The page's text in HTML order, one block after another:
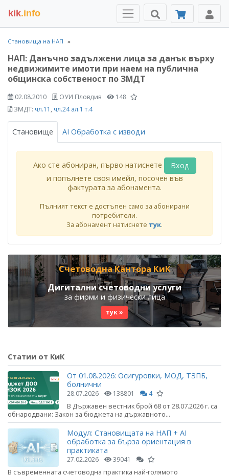
kik.info
Становища на НАП
НАП: Данъчно задължени лица за данък върху
недвижимите имоти при наем на публична
общинска собственост по ЗМДТ
02.08.2010 ОУИ Пловдив
148
ЗМДТ: чл.11 , чл.24 ал.1 т.4
Становище AI Обработка с изводи
Ако сте абониран, първо натиснете
Вход
и попълнете своя имейл, посочен във
фактурата за абонамента.
Пълният текст е достъпен само за абонирани
потребители.
За абонамент натиснете тук.
Счетоводна Кантора КиК
Дигитални счетоводни услуги
за фирми и физически лица
тук »
Статии от КиК
От 01.08.2026: Осигуровки, МОД, ТЗПБ,
болнични
28.07.2026 138801 4
В Държавен вестник брой 68 от 28.07.2026 г. са
обнародвани: Закон за бюджета на държавното...
Модул: Становищата на НАП + AI
обработка за бърза ориентация в
практиката
27.02.2026 39041
В съвременната счетоводна практика най-голямото